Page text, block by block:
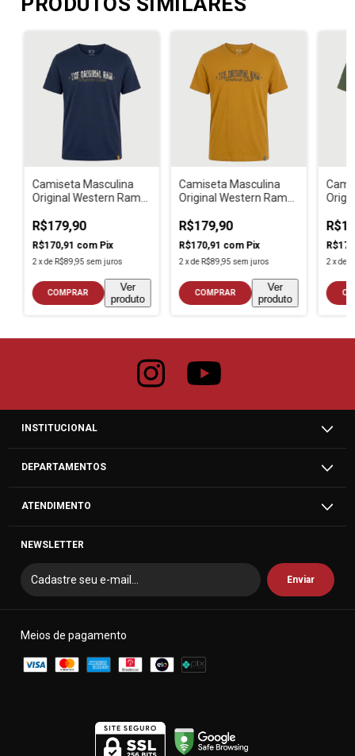
Camiseta Masculina
Original Western Ram
R$179,90
R$170,91 com Pix
2xde R$89,95 sem juros
COMPRAR
Ver
produto
Camiseta Masculina
Original Western Ram
R$179,90
R$170,91 com Pix
2xde R$89,95 sem juros
COMPRAR
Ver
produto
2xde
INSTITUCIONAL
DEPARTAMENTOS
ATENDIMENTO
NEWSLETTER
Meios de pagamento